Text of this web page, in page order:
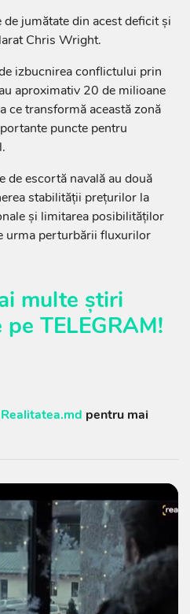
jumătate din acest deficit și
Chris Wright.
izbucnirea conflictului prin
aproximativ 20 de milioane
ce transformă această zonă
puncte pentru
escortă navală au două
stabilității prețurilor la
și limitarea posibilităților
urma perturbării fluxurilor
multe știri
pe TELEGRAM!
pentru mai